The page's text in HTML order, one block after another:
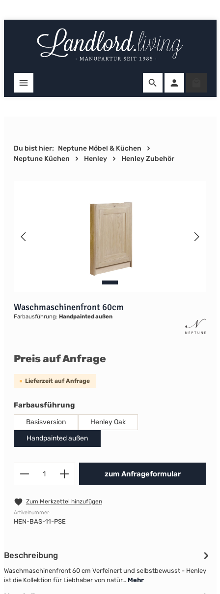
Du bist hier: Neptune Möbel & Küchen
Neptune Küchen
Henley Henley Zubehör
Waschmaschinenfront 60cm
Farbausführung: Handpainted außen
Preis auf Anfrage
Lieferzeit auf Anfrage
Farbausführungauswählen
Basisversion
Henley Oak
Handpainted außen
Produkt Anzahl: Gib den
zum Anfrageformular
Zum Merkzettel hinzufügen
Artikelnummer:
HEN-BAS-11-PSE
Beschreibung
Waschmaschinenfront 60 cm Verfeinert und selbstbewusst - Henley
ist die Kollektion für Liebhaber von natür… Mehr